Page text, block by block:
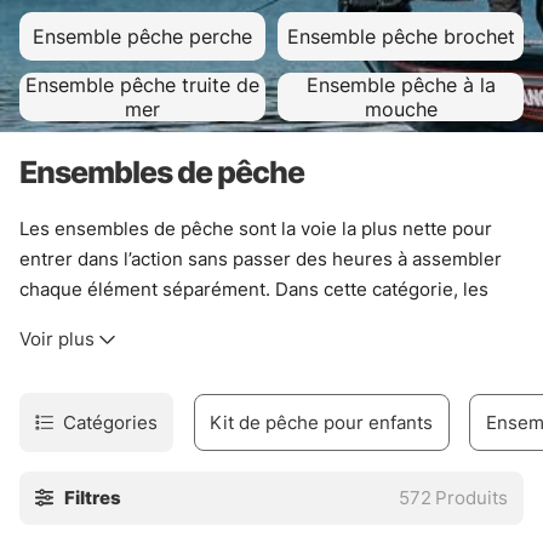
Ensemble pêche perche
Ensemble pêche brochet
Ensemble pêche truite de
mer
Ensemble pêche à la
mouche
Ensembles de pêche
Les ensembles de pêche sont la voie la plus nette pour
entrer dans l’action sans passer des heures à assembler
chaque élément séparément. Dans cette catégorie, les
parfois des réglages déjà cohérents pour partir au bord de
montages bancals.
Pour une approche très ciblée, certains ensembles sont
sous glace, avec des sensations plus fines quand les
Voir plus
Catégories Kit de pêche pour enfants
Filtres 572 Produits